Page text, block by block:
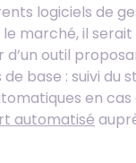
logiciels de
marché, il
outil
base : suivi du
en cas
automatisé